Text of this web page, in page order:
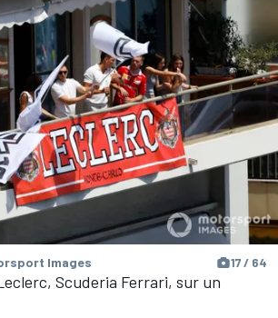
Images 17 / 64
Scuderia Ferrari, sur un